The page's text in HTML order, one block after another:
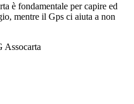
è fondamentale per capire ed
mentre il Gps ci aiuta a non
Assocarta